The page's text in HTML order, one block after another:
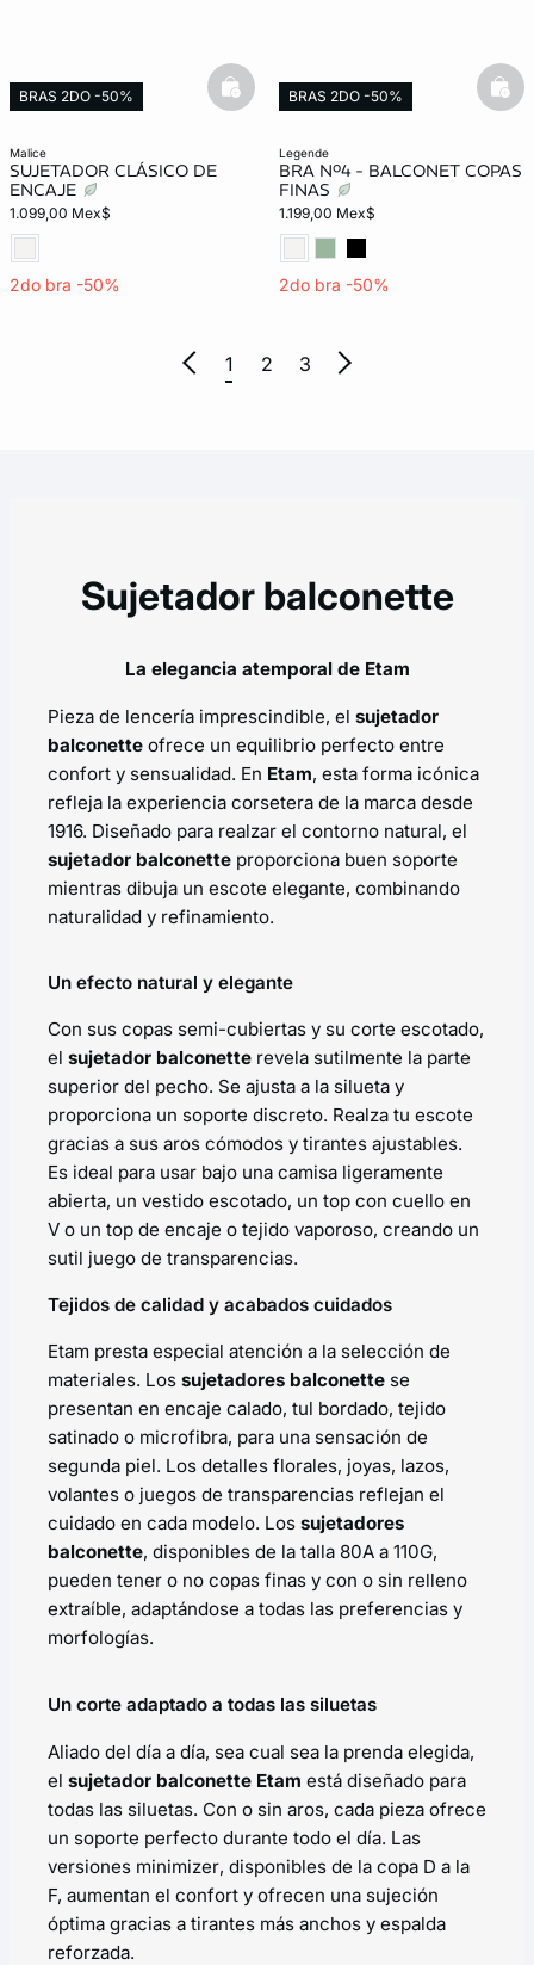
malice
SUJETADOR CLÁSICO DE
ENCAJE
1.099,00 Mex$
2do bra -50%
BRAS 2DO -50% basketfull
legende
BRA Nº4 - BALCONET COPAS
FINAS
1.199,00 Mex$
2do bra -50%
BRAS 2DO -50%
1 2 3
Sujetador balconette
La elegancia atemporal de Etam
Pieza de lencería imprescindible, el sujetador
balconette ofrece un equilibrio perfecto entre
confort y sensualidad. En Etam, esta forma icónica
refleja la experiencia corsetera de la marca desde
1916. Diseñado para realzar el contorno natural, el
sujetador balconette proporciona buen soporte
mientras dibuja un escote elegante, combinando
naturalidad y refinamiento.
Un efecto natural y elegante
Con sus copas semi-cubiertas y su corte escotado,
el sujetador balconette revela sutilmente la parte
superior del pecho. Se ajusta a la silueta y
proporciona un soporte discreto. Realza tu escote
gracias a sus aros cómodos y tirantes ajustables.
Es ideal para usar bajo una camisa ligeramente
abierta, un vestido escotado, un top con cuello en
V o un top de encaje o tejido vaporoso, creando un
sutil juego de transparencias.
Tejidos de calidad y acabados cuidados
Etam presta especial atención a la selección de
materiales. Los sujetadores balconette se
presentan en encaje calado, tul bordado, tejido
satinado o microfibra, para una sensación de
segunda piel. Los detalles florales, joyas, lazos,
volantes o juegos de transparencias reflejan el
cuidado en cada modelo. Los sujetadores
balconette, disponibles de la talla 80A a 110G,
pueden tener o no copas finas y con o sin relleno
extraíble, adaptándose a todas las preferencias y
morfologías.
Un corte adaptado a todas las siluetas
Aliado del día a día, sea cual sea la prenda elegida,
el sujetador balconette Etam está diseñado para
todas las siluetas. Con o sin aros, cada pieza ofrece
un soporte perfecto durante todo el día. Las
versiones minimizer, disponibles de la copa D a la
F, aumentan el confort y ofrecen una sujeción
óptima gracias a tirantes más anchos y espalda
reforzada.